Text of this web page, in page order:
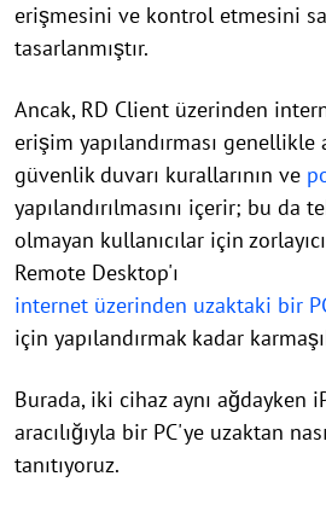
erişmesini ve kontrol etmesini
tasarlanmıştır.
Ancak, RD Client üzerinden
erişim yapılandırması genellikle
güvenlik duvarı kurallarının ve
yapılandırılmasını içerir; bu da
olmayan kullanıcılar için
Remote Desktop'ı
internet üzerinden uzaktaki bir
için yapılandırmak kadar
Burada, iki cihaz aynı ağdayken
aracılığıyla bir PC'ye uzaktan
tanıtıyoruz.